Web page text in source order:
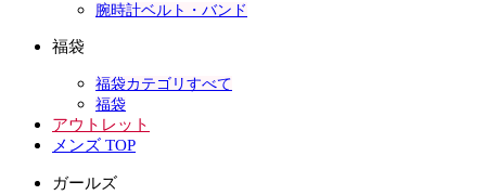
腕時計ベルト・バンド
福袋
福袋カテゴリすべて
福袋
アウトレット
メンズ TOP
ガールズ